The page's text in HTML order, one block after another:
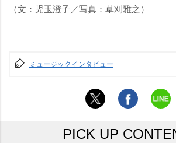
（文：児玉澄子／写真：草刈雅之）
ミュージックインタビュー
PICK UP